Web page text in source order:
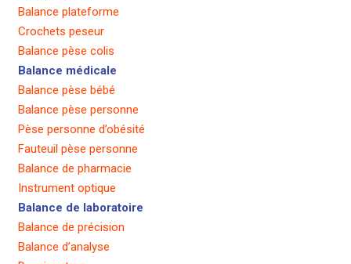
Balance plateforme
Crochets peseur
Balance pèse colis
Balance médicale
Balance pèse bébé
Balance pèse personne
Pèse personne d’obésité
Fauteuil pèse personne
Balance de pharmacie
Instrument optique
Balance de laboratoire
Balance de précision
Balance d’analyse